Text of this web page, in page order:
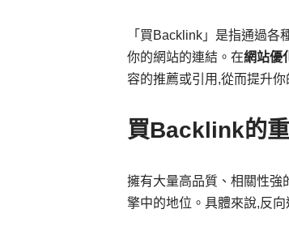
「買Backlink」是指通過
你的網站的連結。在網站優
容的推薦或引用,從而提升
買Backlink的
擁有大量高品質、相關性強
擎中的地位。具體來說,反向